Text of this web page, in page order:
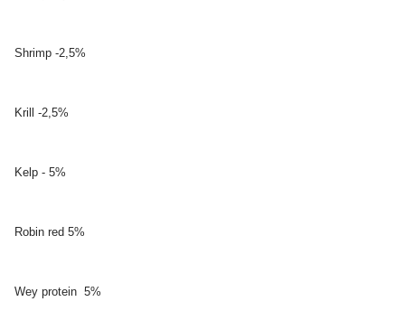
Shrimp -2,5%
Krill -2,5%
Kelp - 5%
Robin red 5%
Wey protein 5%